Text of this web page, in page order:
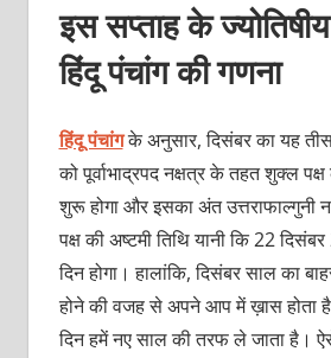
इस सप्ताह के
हिंदू पंचांग की गणना
हिंदू पंचांगके अनुसार, दिसंबर का यह
को पूर्वाभाद्रपद नक्षत्र के तहत शुक्ल
शुरू होगा और इसका अंत उत्तराफाल्गुनी
पक्ष की अष्टमी तिथि यानी कि 22
दिन होगा। हालांकि, दिसंबर साल का
होने की वजह से अपने आप में ख़ास होता
दिन हमें नए साल की तरफ ले जाता है।